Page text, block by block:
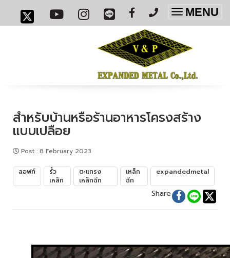
Toggle
MENU
สำหรับบ้านหรือร้านอาหารโครงสร้าง
แบบเปลือย
Post : 8 February 2023
ลอฟท์
รั้ว
เหล็ก
ตะแกรง
เหล็กฉีก
เหล็ก
ฉีก
expandedmetal
Share